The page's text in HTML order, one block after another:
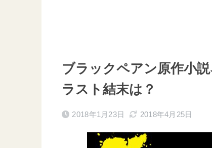
ブラックペアン原作小
ラスト結末は？
2018年1月23日 2018年4月25日